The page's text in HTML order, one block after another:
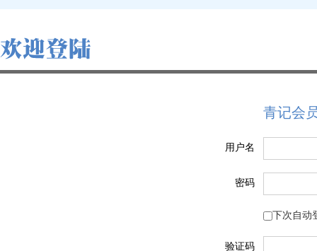
青记会
用户名
密码
下次自动
验证码